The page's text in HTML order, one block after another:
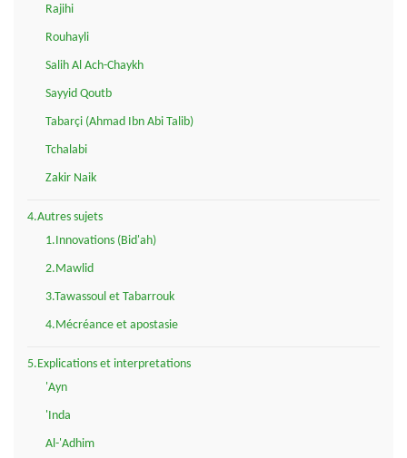
Rajihi
Rouhayli
Salih Al Ach-Chaykh
Sayyid Qoutb
Tabarçi (Ahmad Ibn Abi Talib)
Tchalabi
Zakir Naik
4.Autres sujets
1.Innovations (Bid'ah)
2.Mawlid
3.Tawassoul et Tabarrouk
4.Mécréance et apostasie
5.Explications et interpretations
'Ayn
'Inda
Al-'Adhim